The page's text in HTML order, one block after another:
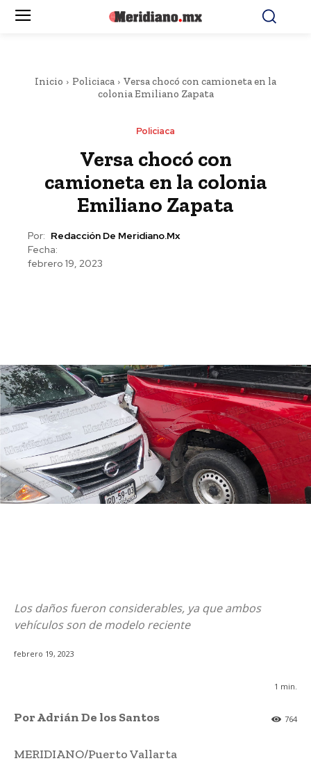
Inicio Policiaca
Versa chocó con camioneta en la
colonia Emiliano Zapata
Policiaca
Versa chocó con
camioneta en la colonia
Emiliano Zapata
Por: Redacción De Meridiano.mx
Fecha:
febrero 19, 2023
Los daños fueron considerables, ya que ambos
vehículos son de modelo reciente
febrero 19, 2023
1 min.
764
Por Adrián De los Santos
MERIDIANO/Puerto Vallarta